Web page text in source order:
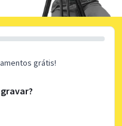
grátis!